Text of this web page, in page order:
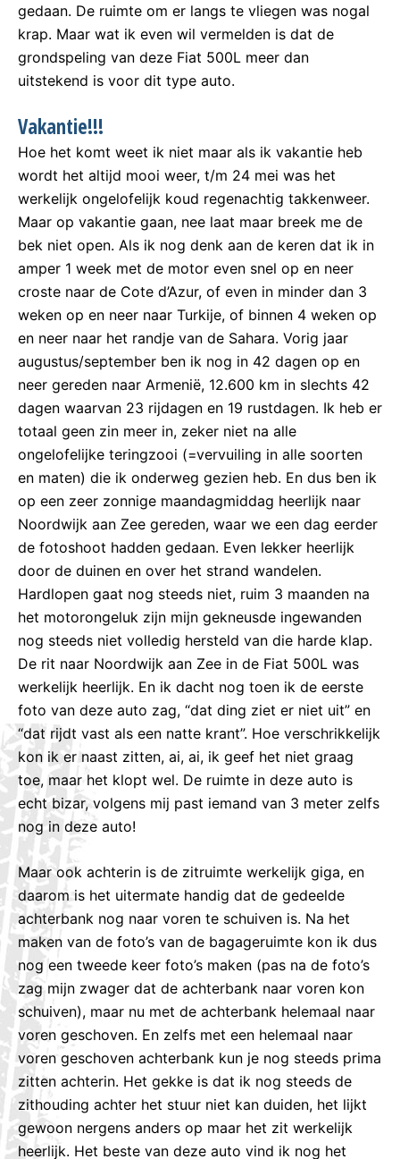
gedaan. De ruimte om er langs te vliegen was nogal
krap. Maar wat ik even wil vermelden is dat de
grondspeling van deze Fiat 500L meer dan
uitstekend is voor dit type auto.
Vakantie!!!
Hoe het komt weet ik niet maar als ik vakantie heb
wordt het altijd mooi weer, t/m 24 mei was het
werkelijk ongelofelijk koud regenachtig takkenweer.
Maar op vakantie gaan, nee laat maar breek me de
bek niet open. Als ik nog denk aan de keren dat ik in
amper 1 week met de motor even snel op en neer
croste naar de Cote d’Azur, of even in minder dan 3
weken op en neer naar Turkije, of binnen 4 weken op
en neer naar het randje van de Sahara. Vorig jaar
augustus/september ben ik nog in 42 dagen op en
neer gereden naar Armenië, 12.600 km in slechts 42
dagen waarvan 23 rijdagen en 19 rustdagen. Ik heb er
totaal geen zin meer in, zeker niet na alle
ongelofelijke teringzooi (=vervuiling in alle soorten
en maten) die ik onderweg gezien heb. En dus ben ik
op een zeer zonnige maandagmiddag heerlijk naar
Noordwijk aan Zee gereden, waar we een dag eerder
de fotoshoot hadden gedaan. Even lekker heerlijk
door de duinen en over het strand wandelen.
Hardlopen gaat nog steeds niet, ruim 3 maanden na
het motorongeluk zijn mijn gekneusde ingewanden
nog steeds niet volledig hersteld van die harde klap.
De rit naar Noordwijk aan Zee in de Fiat 500L was
werkelijk heerlijk. En ik dacht nog toen ik de eerste
foto van deze auto zag, “dat ding ziet er niet uit” en
“dat rijdt vast als een natte krant”. Hoe verschrikkelijk
kon ik er naast zitten, ai, ai, ik geef het niet graag
toe, maar het klopt wel. De ruimte in deze auto is
echt bizar, volgens mij past iemand van 3 meter zelfs
nog in deze auto!
Maar ook achterin is de zitruimte werkelijk giga, en
daarom is het uitermate handig dat de gedeelde
achterbank nog naar voren te schuiven is. Na het
maken van de foto’s van de bagageruimte kon ik dus
nog een tweede keer foto’s maken (pas na de foto’s
zag mijn zwager dat de achterbank naar voren kon
schuiven), maar nu met de achterbank helemaal naar
voren geschoven. En zelfs met een helemaal naar
voren geschoven achterbank kun je nog steeds prima
zitten achterin. Het gekke is dat ik nog steeds de
zithouding achter het stuur niet kan duiden, het lijkt
gewoon nergens anders op maar het zit werkelijk
heerlijk. Het beste van deze auto vind ik nog het